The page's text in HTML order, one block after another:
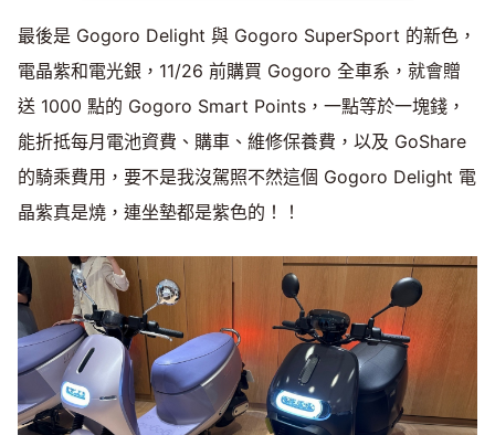
最後是 Gogoro Delight 與 Gogoro SuperSport 的新色，
電晶紫和電光銀，11/26 前購買 Gogoro 全車系，就會贈
送 1000 點的 Gogoro Smart Points，一點等於一塊錢，
能折抵每月電池資費、購車、維修保養費，以及 GoShare
的騎乘費用，要不是我沒駕照不然這個 Gogoro Delight 電
晶紫真是燒，連坐墊都是紫色的！！